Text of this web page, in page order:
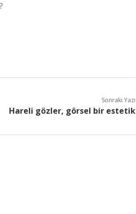
Sonraki Yazı
Hareli gözler, görsel bir estetik